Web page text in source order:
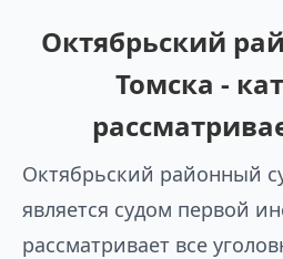
Октябрьский
Томска -
Октябрьский районный
является судом первой
рассматривает все